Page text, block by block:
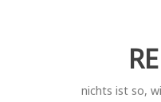
nichts ist so,